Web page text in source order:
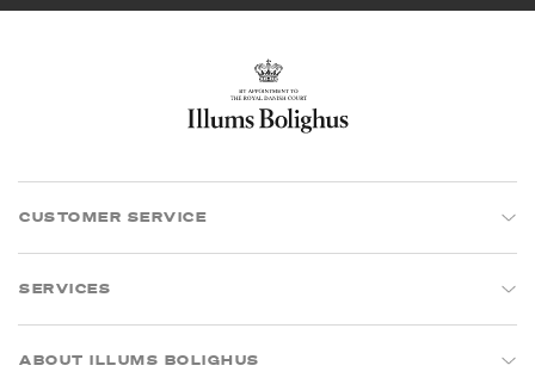
CUSTOMER SERVICE
SERVICES
ABOUT ILLUMS BOLIGHUS